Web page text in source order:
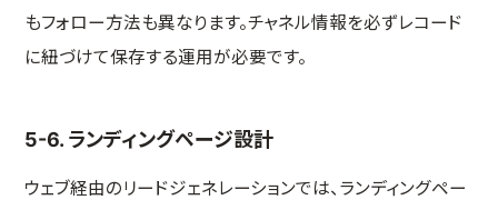
もフォロー方法も異なります。チャネル情報を必ずレコード
に紐づけて保存する運用が必要です。
5-6. ランディングページ設計
ウェブ経由のリードジェネレーションでは、ランディングペー